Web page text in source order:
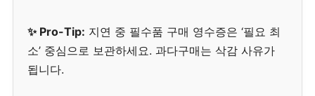
✨ Pro-Tip: 지연 중 필수품 구매 영수증은 ‘필요 최
소’ 중심으로 보관하세요. 과다구매는 삭감 사유가
됩니다.